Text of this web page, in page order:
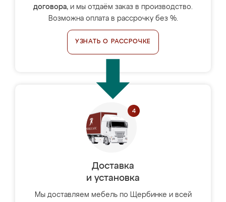
договора, и мы отдаём заказ в производство.
Возможна оплата в рассрочку без %.
УЗНАТЬ О РАССРОЧКЕ
Доставка
и установка
Мы доставляем мебель по Щербинке и всей